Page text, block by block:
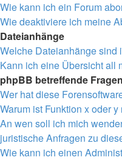
Wie kann ich ein Forum
Wie deaktiviere ich meine
Dateianhänge
Welche Dateianhänge sind
Kann ich eine Übersicht all
phpBB betreffende Fragen
Wer hat diese
Warum ist Funktion x oder
An wen soll ich mich
juristische Anfragen zu
Wie kann ich einen